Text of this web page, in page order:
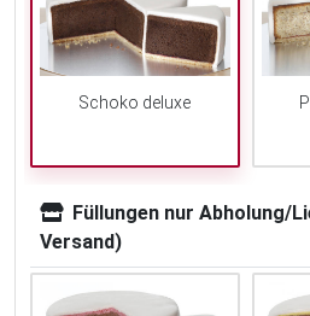
Schoko deluxe
Füllungen nur Abholung/
Versand)